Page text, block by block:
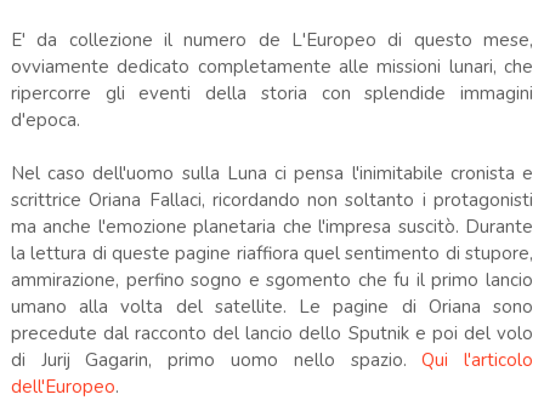
E' da collezione il numero de L'Europeo di questo mese,
ovviamente dedicato completamente alle missioni lunari, che
ripercorre gli eventi della storia con splendide immagini
d'epoca.
Nel caso dell'uomo sulla Luna ci pensa l'inimitabile cronista e
scrittrice Oriana Fallaci, ricordando non soltanto i protagonisti
ma anche l'emozione planetaria che l'impresa suscitò. Durante
la lettura di queste pagine riaffiora quel sentimento di stupore,
ammirazione, perfino sogno e sgomento che fu il primo lancio
umano alla volta del satellite. Le pagine di Oriana sono
precedute dal racconto del lancio dello Sputnik e poi del volo
di Jurij Gagarin, primo uomo nello spazio.Qui l'articolo
dell'Europeo.